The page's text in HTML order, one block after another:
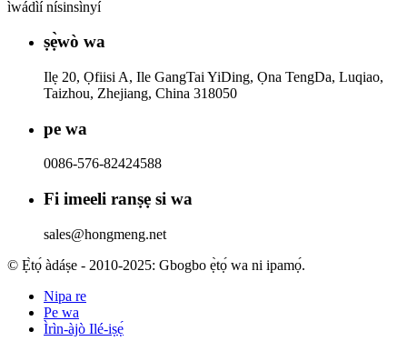
ìwádìí nísinsìnyí
ṣẹ̀wò wa
Ilẹ 20, Ọfiisi A, Ile GangTai YiDing, Ọna TengDa, Luqiao,
Taizhou, Zhejiang, China 318050
pe wa
0086-576-82424588
Fi imeeli ranṣẹ si wa
sales@hongmeng.net
© Ẹ̀tọ́ àdáṣe - 2010-2025: Gbogbo ẹ̀tọ́ wa ni ipamọ́.
Nipa re
Pe wa
Ìrìn-àjò Ilé-iṣẹ́